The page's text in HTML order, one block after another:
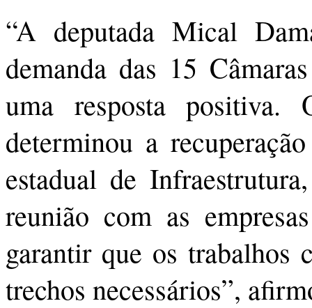
“A deputada Mical
demanda das 15
uma resposta positiva.
determinou a
estadual de
reunião com as
garantir que os trabalhos
trechos necessários”,